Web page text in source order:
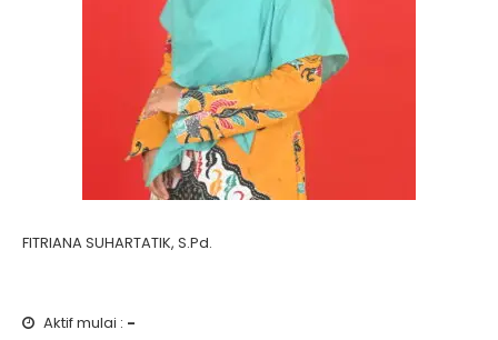
FITRIANA SUHARTATIK, S.Pd.
Aktif mulai : -